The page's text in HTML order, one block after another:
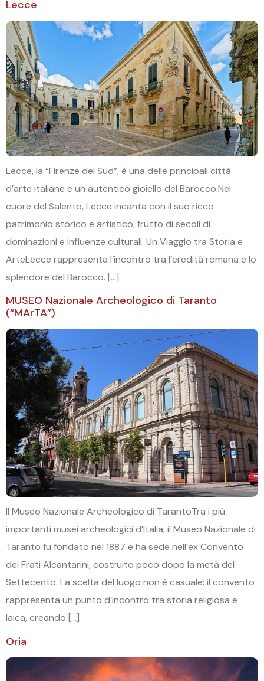
Lecce
Lecce, la “Firenze del Sud”, è una delle principali città
d’arte italiane e un autentico gioiello del Barocco.Nel
cuore del Salento, Lecce incanta con il suo ricco
patrimonio storico e artistico, frutto di secoli di
dominazioni e influenze culturali. Un Viaggio tra Storia e
ArteLecce rappresenta l’incontro tra l’eredità romana e lo
splendore del Barocco. […]
MUSEO Nazionale Archeologico di Taranto
(“MArTA”)
Il Museo Nazionale Archeologico di TarantoTra i più
importanti musei archeologici d’Italia, il Museo Nazionale di
Taranto fu fondato nel 1887 e ha sede nell’ex Convento
dei Frati Alcantarini, costruito poco dopo la metà del
Settecento. La scelta del luogo non è casuale: il convento
rappresenta un punto d’incontro tra storia religiosa e
laica, creando […]
Oria